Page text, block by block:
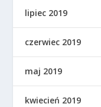
lipiec 2019
czerwiec 2019
maj 2019
kwiecień 2019